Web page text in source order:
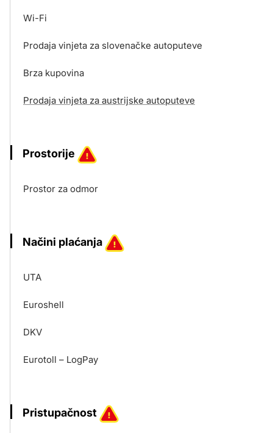
Wi-Fi
Prodaja vinjeta za slovenačke autoputeve
Brza kupovina
Prodaja vinjeta za austrijske autoputeve
Prostorije
Prostor za odmor
Načini plaćanja
UTA
Euroshell
DKV
Eurotoll – LogPay
Pristupačnost